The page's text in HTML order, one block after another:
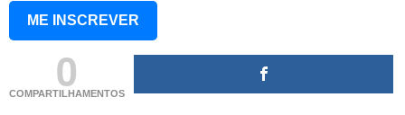
ME INSCREVER
0
COMPARTILHAMENTOS